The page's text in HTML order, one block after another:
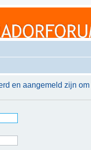
van Nederland en België!
en aangemeld zijn